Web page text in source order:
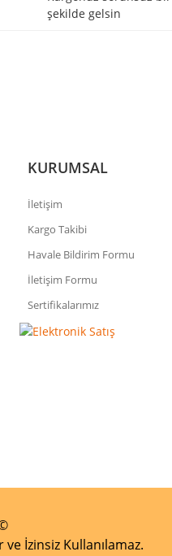
şekilde gelsin
KURUMSAL
İletişim
Kargo Takibi
Havale Bildirim Formu
İletişim Formu
Sertifikalarımız
ve İzinsiz Kullanılamaz.